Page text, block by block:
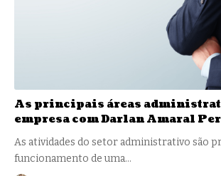
As principais áreas
empresa com Darlan Amaral
As atividades do setor administrativo são
funcionamento de uma…